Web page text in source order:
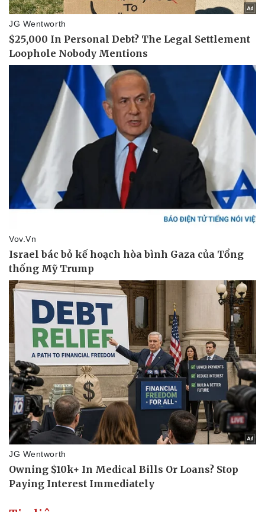
Pháp luật
Vụ án
Tin nóng
Tư vấn luật
Quân sự - Quốc phòng
Vũ khí
Việt Nam
Phân tích